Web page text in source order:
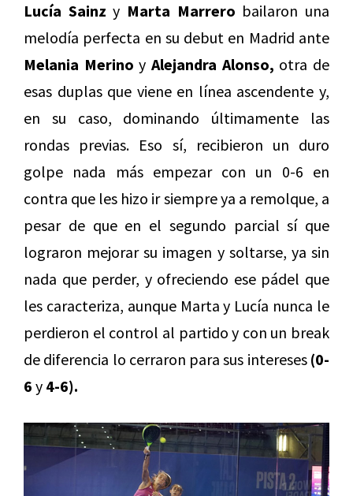
Lucía Sainz y Marta Marrero bailaron una
melodía perfecta en su debut en Madrid ante
Melania Merino yAlejandra Alonso, otra de
esas duplas que viene en línea ascendente y,
en su caso, dominando últimamente las
rondas previas. Eso sí, recibieron un duro
golpe nada más empezar con un 0-6 en
contra que les hizo ir siempre ya a remolque, a
pesar de que en el segundo parcial sí que
lograron mejorar su imagen y soltarse, ya sin
nada que perder, y ofreciendo ese pádel que
les caracteriza, aunque Marta y Lucía nunca le
perdieron el control al partido y con un break
de diferencia lo cerraron para sus intereses (0-
6 y 4-6).